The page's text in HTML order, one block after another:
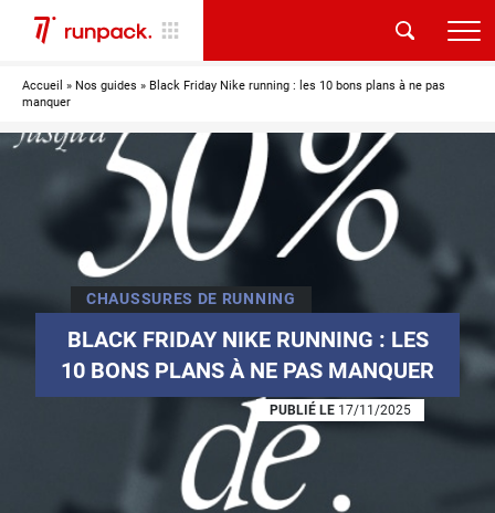
Accueil » Nos guides » Black Friday Nike running : les 10 bons plans à ne pas
manquer
CHAUSSURES DE RUNNING
BLACK FRIDAY NIKE RUNNING : LES
10 BONS PLANS À NE PAS MANQUER
PUBLIÉ LE 17/11/2025